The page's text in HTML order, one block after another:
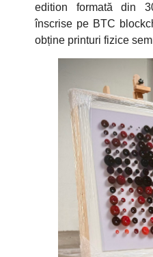
edition formată din
înscrise pe BTC
obține printuri fizice